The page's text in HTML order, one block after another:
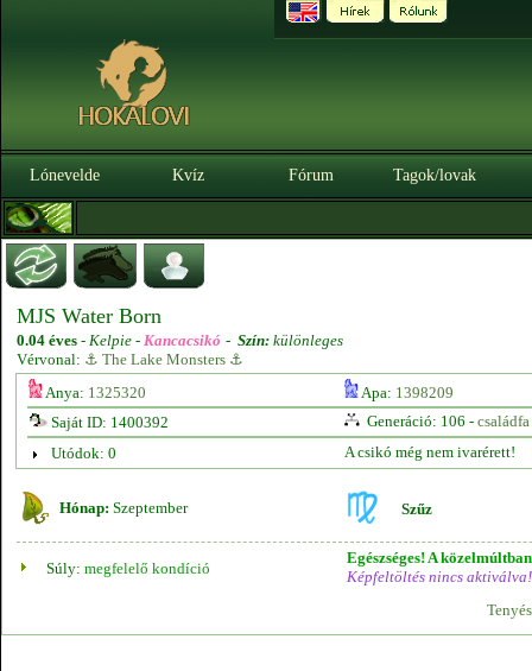
Lónevelde Kvíz Fórum Tagok/lovak
MJS Water Born
0.04 éves - Kelpie - Kancacsikó - Szín: különleges
Vérvonal: ⚓ The Lake Monsters ⚓
Anya: 1325320 Apa: 1398209
Saját ID: 1400392
Generáció: 106 - családfa
Utódok: 0
A csikó még nem ivarérett!
Hónap: Szeptember Szűz
Súly: megfelelő kondíció
Egészséges! A
Képfeltöltés nincs aktiválva!